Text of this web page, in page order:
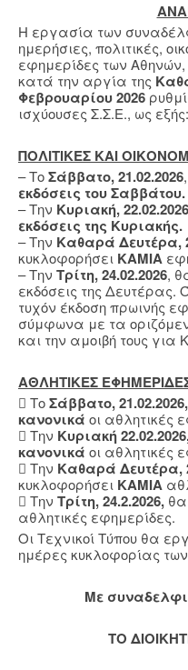
Η εργασία των
ημερήσιες, πολιτικές,
εφημερίδες των Αθηνών,
κατά την αργία της
Φεβρουαρίου 2026
ισχύουσες Σ.Σ.Ε., ως εξής:
ΠΟΛΙΤΙΚΕΣ ΚΑΙ
– ΤοΣάββατο, 21.02.2026
εκδόσεις του Σαββάτου.
– Την Κυριακή, 22.02.2026
εκδόσεις της Κυριακής.
– Την Καθαρά Δευτέρα,
κυκλοφορήσει ΚΑΜΙΑ
– Την Τρίτη, 24.02.2026,
εκδόσεις της Δευτέρας.
τυχόν έκδοση πρωινής
σύμφωνα με τα
και την αμοιβή τους για
ΑΘΛΗΤΙΚΕΣ
 ΤοΣάββατο, 21.02.2026,
κανονικά οι αθλητικές
 Την Κυριακή
κανονικά οι αθλητικές
 Την Καθαρά Δευτέρα,
κυκλοφορήσει ΚΑΜΙΑ
 Την Τρίτη, 24.2.2026,
αθλητικές εφημερίδες.
Οι Τεχνικοί Τύπου θα
ημέρες κυκλοφορίας
Mε
ΤΟ